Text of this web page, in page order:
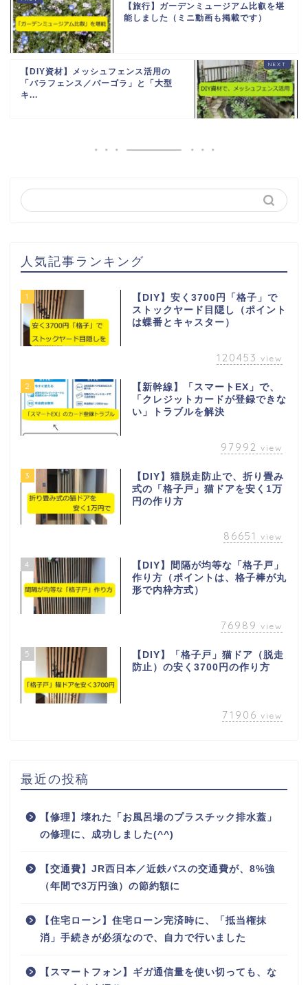
【旅行】ガーデンミュージアム比叡を堪
能しました（ミニ動画も掲載です）
【DIY資材】メッシュフェンス活用の
「バラフェンス／パーゴラ」と「大型
キ...
人気記事ランキング
1
【DIY】安く3700円「格子」で
ストックヤード目隠し（ポイント
は蝶番とキャスター）
120453 view
2
【新幹線】「スマートEX」で、
「クレジットカードが登録できな
い」トラブルを解決
97992 view
3
【DIY】猫脱走防止で、折り畳み
式の「格子戸」猫ドアを安く1万
円の作り方
86651 view
4
【DIY】間隔が均等な「格子戸」
作り方（ポイントは、格子棒が丸
形で内枠方式）
76989 view
5
【DIY】「格子戸」猫ドア（脱走
防止）の安く3700円の作り方
71906 view
最近の投稿
【修理】壊れた「お風呂場のプラスチック排水蓋」
の修理に、成功しました(^^)
【交通費】JR西日本／近鉄バスの交通費が、8%強
（年間で3万円強）の節約額に
【住宅ローン】住宅ローン完済時に、「抵当権抹
消」手続きが必須なので、自力で行いました
【スマートフォン】ギガ通信量を使い切っても、な